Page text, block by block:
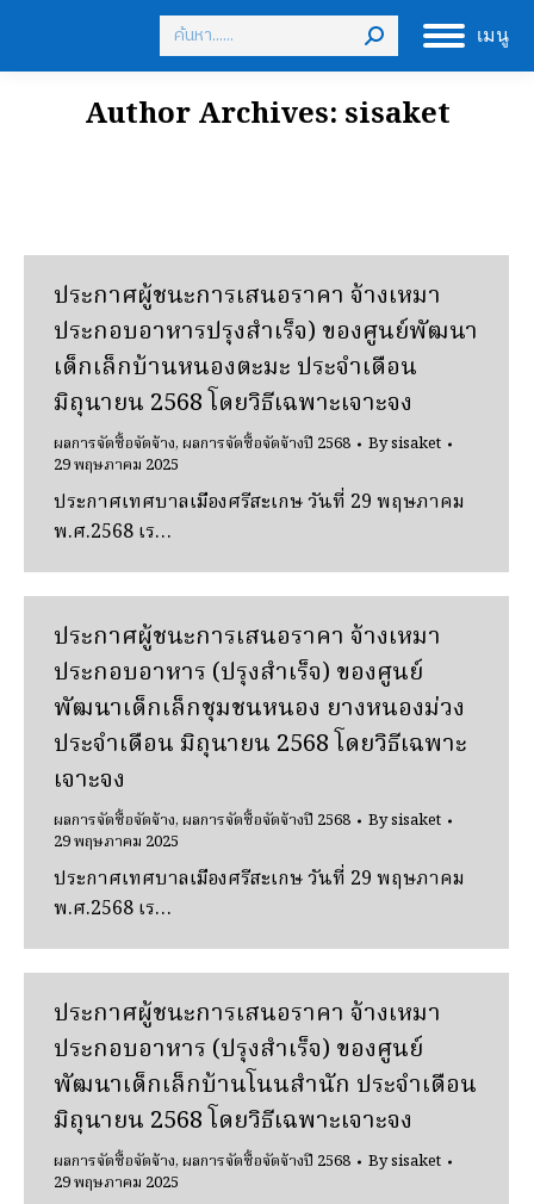
เมนู
Search:
Author Archives: sisaket
ประกาศผู้ชนะการเสนอราคา จ้างเหมา
ประกอบอาหารปรุงสําเร็จ) ของศูนย์พัฒนา
เด็กเล็กบ้านหนองตะมะ ประจําเดือน
มิถุนายน 2568 โดยวิธีเฉพาะเจาะจง
ผลการจัดซื้อจัดจ้าง,ผลการจัดซื้อจัดจ้างปี 2568 Bysisaket
29 พฤษภาคม 2025
ประกาศเทศบาลเมืองศรีสะเกษ วันที่ 29 พฤษภาคม
พ.ศ.2568 เร…
ประกาศผู้ชนะการเสนอราคา จ้างเหมา
ประกอบอาหาร (ปรุงสําเร็จ) ของศูนย์
พัฒนาเด็กเล็กชุมชนหนอง ยางหนองม่วง
ประจําเดือน มิถุนายน 2568 โดยวิธีเฉพาะ
เจาะจง
ผลการจัดซื้อจัดจ้าง,ผลการจัดซื้อจัดจ้างปี 2568 Bysisaket
29 พฤษภาคม 2025
ประกาศเทศบาลเมืองศรีสะเกษ วันที่ 29 พฤษภาคม
พ.ศ.2568 เร…
ประกาศผู้ชนะการเสนอราคา จ้างเหมา
ประกอบอาหาร (ปรุงสําเร็จ) ของศูนย์
พัฒนาเด็กเล็กบ้านโนนสํานัก ประจําเดือน
มิถุนายน 2568 โดยวิธีเฉพาะเจาะจง
ผลการจัดซื้อจัดจ้าง,ผลการจัดซื้อจัดจ้างปี 2568 Bysisaket
29 พฤษภาคม 2025